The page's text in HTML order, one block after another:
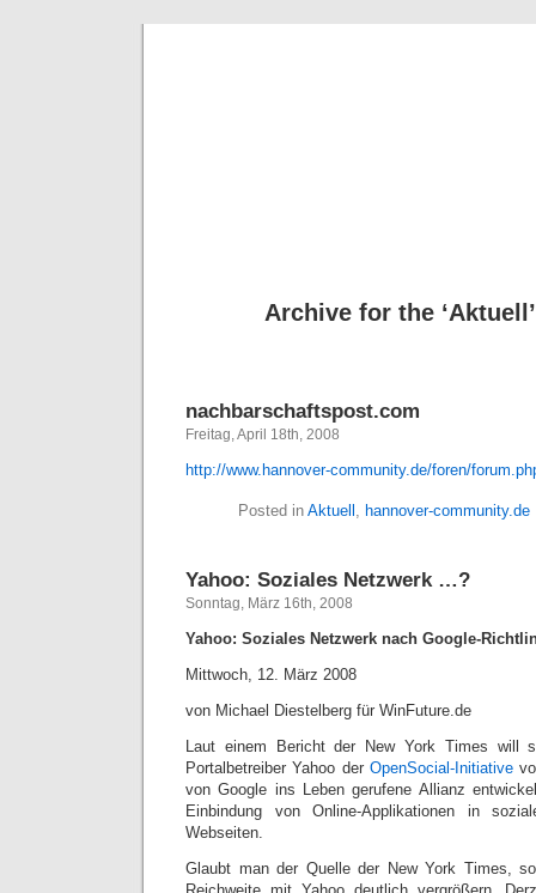
Archive for the
nachbarschaftspost.com
Freitag, April 18th, 2008
http://www.hannover-community.de/foren/
Posted in Aktuell , hannover-community.de
Yahoo: Soziales Netzwerk …?
Sonntag, März 16th, 2008
Yahoo: Soziales Netzwerk nach Google-
Mittwoch, 12. März 2008
von Michael Diestelberg für WinFuture.de
Laut einem Bericht der New York Times will
Portalbetreiber Yahoo der OpenSocial-Initiative
von Google ins Leben gerufene Allianz
Einbindung von Online-Applikationen in
Webseiten.
Glaubt man der Quelle der New York Times,